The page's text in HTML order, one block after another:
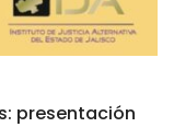
presentación